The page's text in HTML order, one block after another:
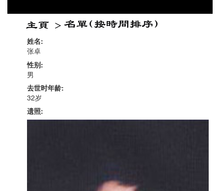
姓名:
张卓
性别:
男
去世时年龄:
32岁
遗照: